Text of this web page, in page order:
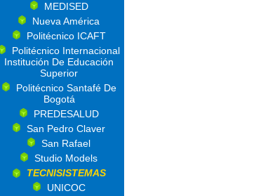
MEDISED
Nueva América
Politécnico ICAFT
Politécnico Internacional
Institución De Educación
Superior
Politécnico Santafé De
Bogotá
PREDESALUD
San Pedro Claver
San Rafael
Studio Models
TECNISISTEMAS
UNICOC